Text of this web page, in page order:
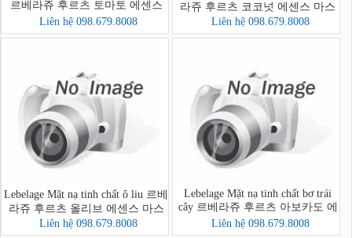
르베라쥬 후르츠 토마토 에센스
마스크
Liên hệ 098.679.8008
라쥬 후르츠 코코넛 에센스 마스
크
Liên hệ 098.679.8008
Lebelage Mặt nạ tinh chất ô liu 르베
라쥬 후르츠 올리브 에센스 마스
크
Liên hệ 098.679.8008
Lebelage Mặt nạ tinh chất bơ trái
cây 르베라쥬 후르츠 아보카도 에
센스 마스크
Liên hệ 098.679.8008